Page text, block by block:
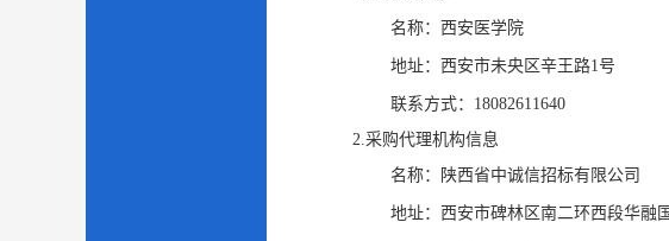
名称： 西安医学院
地址： 西安市未央区辛王路1号
联系方式： 18082611640
2.采购代理机构信息
名称：
陕西省中诚信招标有限公司
地址： 西安市碑林区南二环西段华融